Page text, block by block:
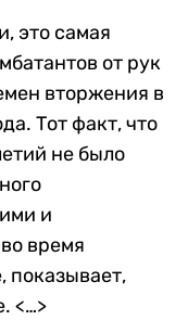
это самая
от рук
вторжения в
Тот факт, что
не было
и
время
показывает,
<…>